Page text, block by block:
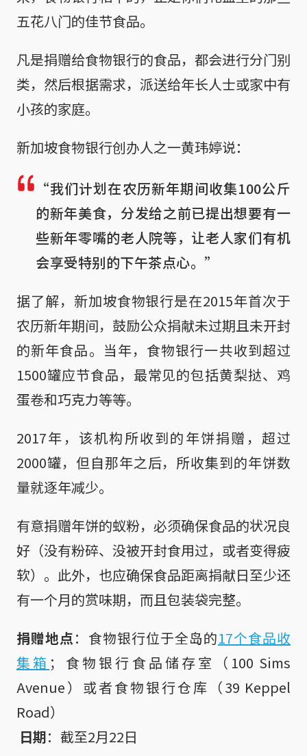
五花八门的佳节食品。
凡是捐赠给食物银行的食品，都会进行分门别
类，然后根据需求，派送给年长人士或家中有
小孩的家庭。
新加坡食物银行创办人之一黄玮婷说：
“我们计划在农历新年期间收集100公斤
的新年美食，分发给之前已提出想要有一
些新年零嘴的老人院等，让老人家们有机
会享受特别的下午茶点心。”
据了解，新加坡食物银行是在2015年首次于
农历新年期间，鼓励公众捐献未过期且未开封
的新年食品。当年，食物银行一共收到超过
1500罐应节食品，最常见的包括黄梨挞、鸡
蛋卷和巧克力等等。
2017年，该机构所收到的年饼捐赠，超过
2000罐，但自那年之后，所收集到的年饼数
量就逐年减少。
有意捐赠年饼的蚁粉，必须确保食品的状况良
好（没有粉碎、没被开封食用过，或者变得疲
软）。此外，也应确保食品距离捐献日至少还
有一个月的赏味期，而且包装袋完整。
捐赠地点：食物银行位于全岛的17个食品收
集箱 ；食物银行食品储存室（100 Sims
Avenue）或者食物银行仓库（39 Keppel
Road）
日期：截至2月22日